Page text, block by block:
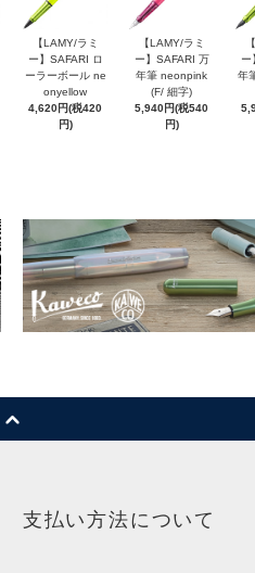
【LAMY/ラミ
ー】SAFARI ロ
ーラーボール ne
onyellow
4,620円(税420
円)
【LAMY/ラミ
ー】SAFARI 万
年筆 neonpink
(F/ 細字)
5,940円(税540
円)
ー
年
支払い方法について